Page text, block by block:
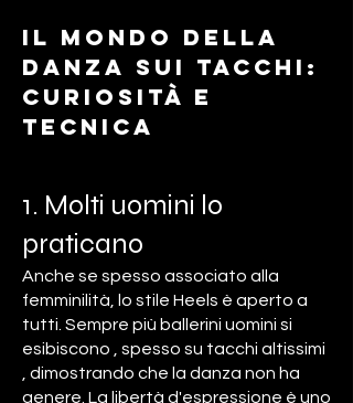
Il mondo della
danza sui tacchi:
curiosità e
tecnica
1. Molti uomini lo
praticano
Anche se spesso associato alla
femminilità, lo stile Heels è aperto a
tutti. Sempre più ballerini uomini si
esibiscono , spesso su tacchi altissimi
, dimostrando che la danza non ha
genere. La libertà d'espressione è uno